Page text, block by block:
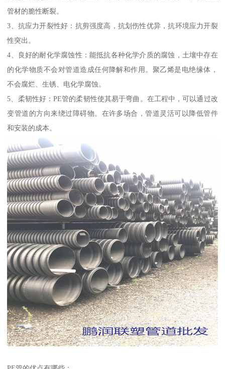
管材的脆性断裂。
3、抗应力开裂性好：抗剪强度高，抗划伤性优异，抗环境应力开裂
性突出。
4、良好的耐化学腐蚀性：能抵抗各种化学介质的腐蚀，土壤中存在
的化学物质不会对管道造成任何降解和作用。聚乙烯是电绝缘体，
不会腐烂、生锈、电化学腐蚀。
5、柔韧性好：PE管的柔韧性使其易于弯曲。在工程中，可以通过改
变管道的方向来绕过障碍物。在许多场合，管道灵活可以降低管件
和安装的成本。